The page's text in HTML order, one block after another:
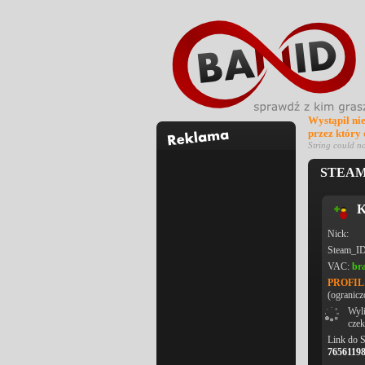
Wystąpił
przez który
String could
Nick:
VAC:
Link do